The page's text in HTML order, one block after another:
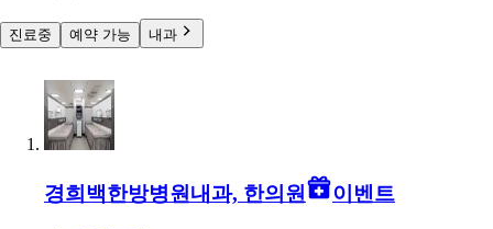
진료중 예약 가능 내과
경희백한방병원내과, 한의원 이벤트